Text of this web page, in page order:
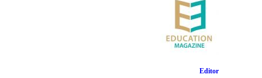
Editor